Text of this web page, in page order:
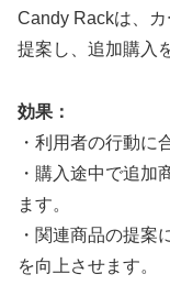
Candy Rackは、
提案し、追加購入
効果：
・利用者の行動に
・購入途中で追加
ます。
・関連商品の提案
を向上させます。